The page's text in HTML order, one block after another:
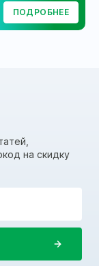
ПОДРОБНЕЕ
на скидку